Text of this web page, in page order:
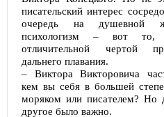
писательский интерес
очередь на душевной
психологизм – вот то,
отличительной чертой
дальнего плавания.
– Виктора Викторовича
кем вы себя в большей
моряком или писателем? Но
другое было важно.